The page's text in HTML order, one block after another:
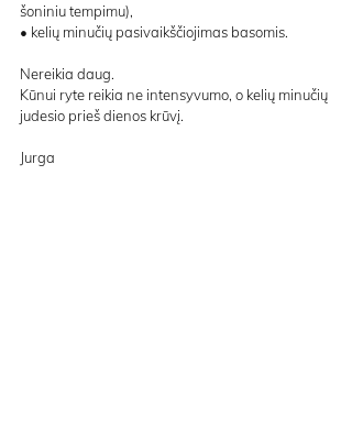
šoniniu tempimu),
• kelių minučių pasivaikščiojimas basomis.
Nereikia daug.
Kūnui ryte reikia ne intensyvumo, o kelių minučių
judesio prieš dienos krūvį.
Jurga